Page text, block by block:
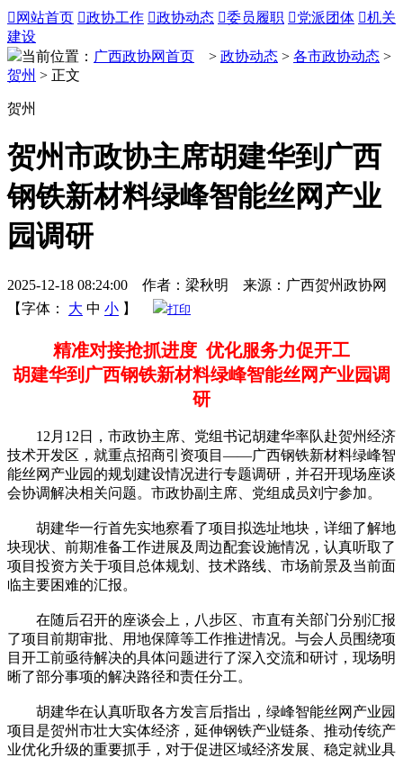
 网站首页 政协工作 政协动态 委员履职 党派团体 机关
建设
当前位置： 广西政协网首页 > 政协动态 > 各市政协动态 >
贺州 > 正文
贺州
贺州市政协主席胡建华到广西
钢铁新材料绿峰智能丝网产业
园调研
2025-12-18 08:24:00 作者：梁秋明 来源：广西贺州政协网
【字体：
大 中 小 】 打印
精准对接抢抓进度 优化服务力促开工
胡建华到广西钢铁新材料绿峰智能丝网产业园调
研
12月12日，市政协主席、党组书记胡建华率队赴贺州经济
技术开发区，就重点招商引资项目——广西钢铁新材料绿峰智
能丝网产业园的规划建设情况进行专题调研，并召开现场座谈
会协调解决相关问题。市政协副主席、党组成员刘宁参加。
胡建华一行首先实地察看了项目拟选址地块，详细了解地
块现状、前期准备工作进展及周边配套设施情况，认真听取了
项目投资方关于项目总体规划、技术路线、市场前景及当前面
临主要困难的汇报。
在随后召开的座谈会上，八步区、市直有关部门分别汇报
了项目前期审批、用地保障等工作推进情况。与会人员围绕项
目开工前亟待解决的具体问题进行了深入交流和研讨，现场明
晰了部分事项的解决路径和责任分工。
胡建华在认真听取各方发言后指出，绿峰智能丝网产业园
项目是贺州市壮大实体经济，延伸钢铁产业链条、推动传统产
业优化升级的重要抓手，对于促进区域经济发展、稳定就业具